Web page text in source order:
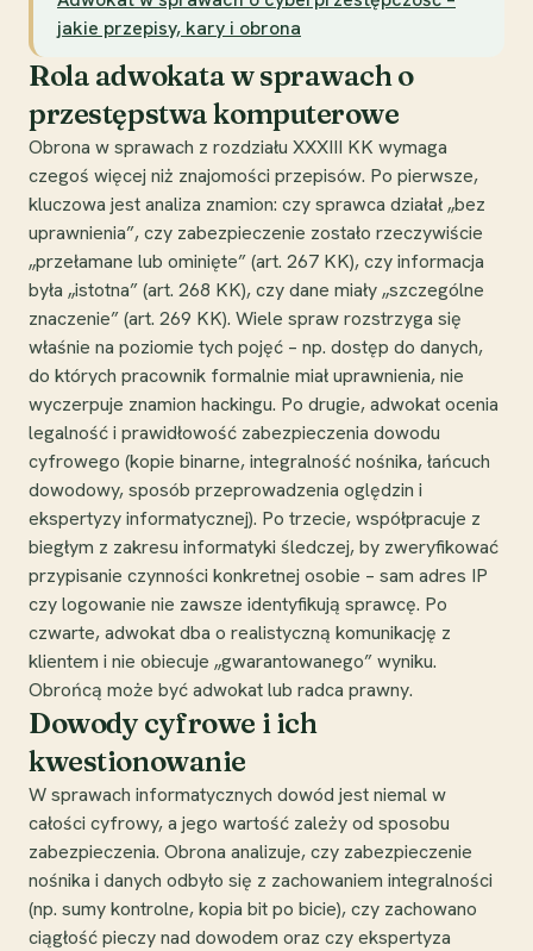
jakie przepisy, kary i obrona
Rola adwokata w sprawach o
przestępstwa komputerowe
Obrona w sprawach z rozdziału XXXIII KK wymaga
czegoś więcej niż znajomości przepisów. Po pierwsze,
kluczowa jest analiza znamion: czy sprawca działał „bez
uprawnienia”, czy zabezpieczenie zostało rzeczywiście
„przełamane lub ominięte” (art. 267 KK), czy informacja
była „istotna” (art. 268 KK), czy dane miały „szczególne
znaczenie” (art. 269 KK). Wiele spraw rozstrzyga się
właśnie na poziomie tych pojęć – np. dostęp do danych,
do których pracownik formalnie miał uprawnienia, nie
wyczerpuje znamion hackingu. Po drugie, adwokat ocenia
legalność i prawidłowość zabezpieczenia dowodu
cyfrowego (kopie binarne, integralność nośnika, łańcuch
dowodowy, sposób przeprowadzenia oględzin i
ekspertyzy informatycznej). Po trzecie, współpracuje z
biegłym z zakresu informatyki śledczej, by zweryfikować
przypisanie czynności konkretnej osobie – sam adres IP
czy logowanie nie zawsze identyfikują sprawcę. Po
czwarte, adwokat dba o realistyczną komunikację z
klientem i nie obiecuje „gwarantowanego” wyniku.
Obrońcą może być adwokat lub radca prawny.
Dowody cyfrowe i ich
kwestionowanie
W sprawach informatycznych dowód jest niemal w
całości cyfrowy, a jego wartość zależy od sposobu
zabezpieczenia. Obrona analizuje, czy zabezpieczenie
nośnika i danych odbyło się z zachowaniem integralności
(np. sumy kontrolne, kopia bit po bicie), czy zachowano
ciągłość pieczy nad dowodem oraz czy ekspertyza